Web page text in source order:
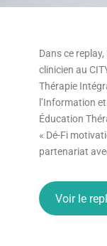
Dans ce
clinicien au
Thérapie
l’Information
Éducation
« Dé-Fi
partenariat
Voir le